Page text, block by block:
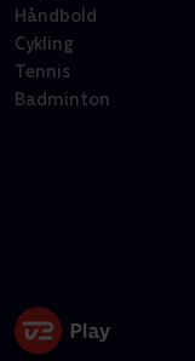
Håndbold
Cykling
Tennis
Badminton